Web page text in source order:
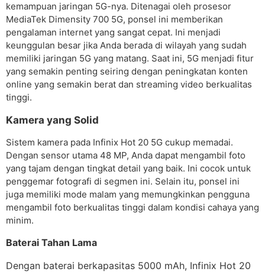
kemampuan jaringan 5G-nya. Ditenagai oleh prosesor
MediaTek Dimensity 700 5G, ponsel ini memberikan
pengalaman internet yang sangat cepat. Ini menjadi
keunggulan besar jika Anda berada di wilayah yang sudah
memiliki jaringan 5G yang matang. Saat ini, 5G menjadi fitur
yang semakin penting seiring dengan peningkatan konten
online yang semakin berat dan streaming video berkualitas
tinggi.
Kamera yang Solid
Sistem kamera pada Infinix Hot 20 5G cukup memadai.
Dengan sensor utama 48 MP, Anda dapat mengambil foto
yang tajam dengan tingkat detail yang baik. Ini cocok untuk
penggemar fotografi di segmen ini. Selain itu, ponsel ini
juga memiliki mode malam yang memungkinkan pengguna
mengambil foto berkualitas tinggi dalam kondisi cahaya yang
minim.
Baterai Tahan Lama
Dengan baterai berkapasitas 5000 mAh, Infinix Hot 20